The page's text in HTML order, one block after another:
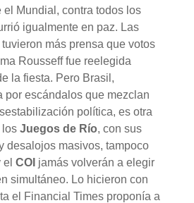
Mundial, contra todos los
igualmente en paz. Las
más prensa que votos
Rousseff fue reelegida
la fiesta. Pero Brasil,
por escándalos que mezclan
política, es otra
los Juegos de Río, con sus
desalojos masivos, tampoco
el COI jamás volverán a elegir
simultáneo. Lo hicieron con
el Financial Times proponía a